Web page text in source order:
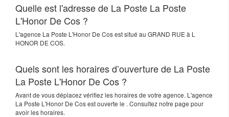
Quelle est l'adresse de La Poste La Poste
L'Honor De Cos ?
L'agence La Poste L'Honor De Cosest situé au GRAND RUE à L
HONOR DE COS.
Quels sont les horaires d’ouverture de La Poste
La Poste L'Honor De Cos ?
Avant de vous déplacez vérifiez les horaires de votre agence. L'agence
La Poste L'Honor De Cos est ouverte le . Consultez notre page pour
avoir les horaires.